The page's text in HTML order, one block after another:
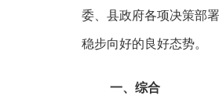
委、县政府各项决策部
稳步向好的良好态势。
一、综合